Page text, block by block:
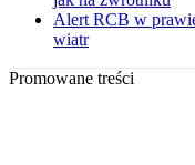
Alert RCB w
wiatr
Promowane treści